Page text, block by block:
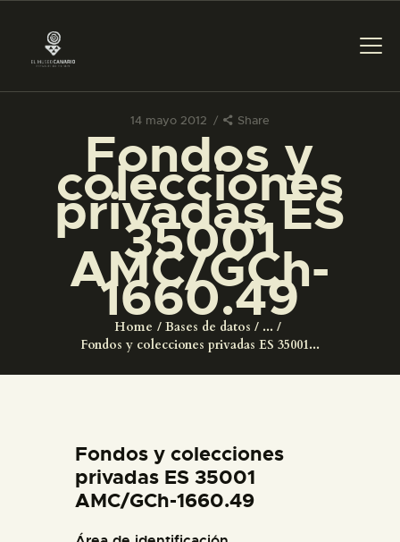
14 mayo 2012 Share
Fondos y
colecciones
privadas ES
35001
AMC/GCh-
1660.49
Home Bases de datos
...
Fondos y colecciones privadas ES 35001...
PREPARAR LA VISITA
ACTIVIDADES
█
EL MUSEO
ESPAÑOL
Fondos y colecciones
privadas ES 35001
AMC/GCh-1660.49